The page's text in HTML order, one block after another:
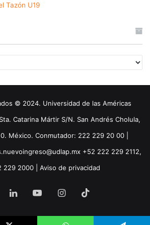
Tazón U19
© 2024. Universidad de las Américas
Catarina Mártir S/N. San Andrés Cholula,
México. Conmutador: 222 229 20 00 |
+52 222 229 2112,
229 2000 | Aviso de privacidad
LinkedInYouTubeInstagram